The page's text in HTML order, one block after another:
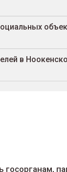
в
госорганам,